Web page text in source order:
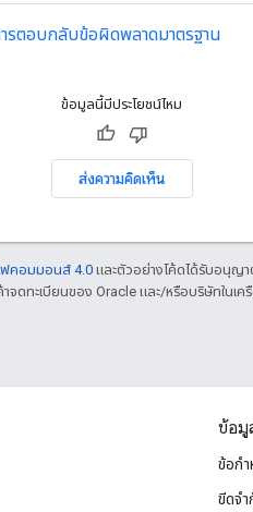
รตอบกลับข้อผิดพลาดมาตรฐาน
ข้อมูลนี้มีประโยชน์ไหม
ส่งความคิดเห็น
ฟคอมมอนส์ 4.0และตัวอย่างโค้ดได้รับอนุญา
จดทะเบียนของ Oracle และ/หรือบริษัทในเค
ข้อ
ข้อกำ
ขีดจํา